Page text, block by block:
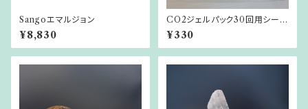
Sangoエマルジョン
¥8,830
CO2ジェルパック30回用シート
マスク30枚
¥330